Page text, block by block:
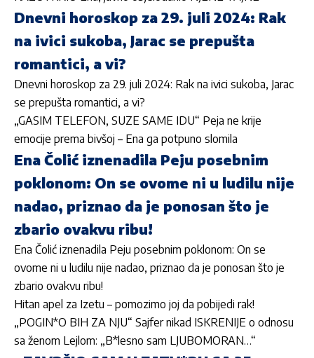
Dnevni horoskop za 29. juli 2024: Rak
na ivici sukoba, Jarac se prepušta
romantici, a vi?
Dnevni horoskop za 29. juli 2024: Rak na ivici sukoba, Jarac
se prepušta romantici, a vi?
„GASIM TELEFON, SUZE SAME IDU“ Peja ne krije
emocije prema bivšoj – Ena ga potpuno slomila
Ena Čolić iznenadila Peju posebnim
poklonom: On se ovome ni u ludilu nije
nadao, priznao da je ponosan što je
zbario ovakvu ribu!
Ena Čolić iznenadila Peju posebnim poklonom: On se
ovome ni u ludilu nije nadao, priznao da je ponosan što je
zbario ovakvu ribu!
Hitan apel za Izetu – pomozimo joj da pobijedi rak!
„POGIN*O BIH ZA NJU“ Sajfer nikad ISKRENIJE o odnosu
sa ženom Lejlom: „B*lesno sam LJUBOMORAN…“